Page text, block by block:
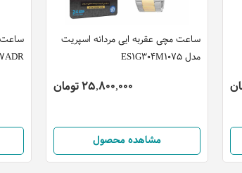
ساعت مچی عقربه ایی مردانه اسپریت
مدل ES1G304M1075
25,800,000 تومان
مشاهده محصول